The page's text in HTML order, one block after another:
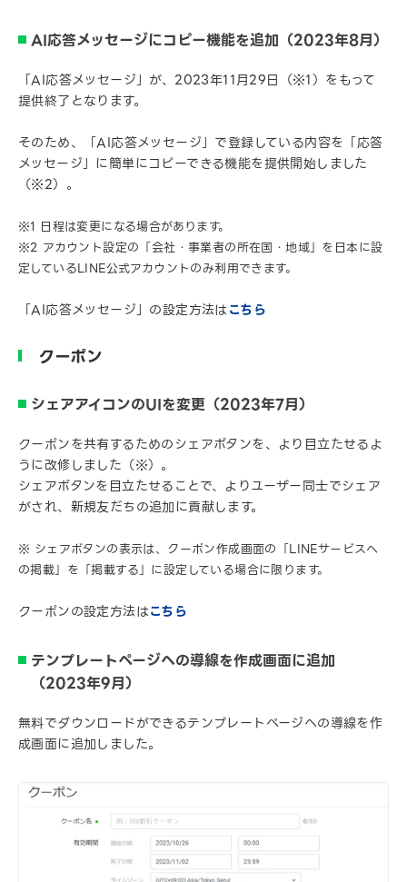
AI応答メッセージにコピー機能を追加（2023年8月）
「AI応答メッセージ」が、2023年11月29日（※1）をもって
提供終了となります。
そのため、「AI応答メッセージ」で登録している内容を「応答
メッセージ」に簡単にコピーできる機能を提供開始しました
（※2）。
※1 日程は変更になる場合があります。
※2 アカウント設定の「会社・事業者の所在国・地域」を日本に設
定しているLINE公式アカウントのみ利用できます。
「AI応答メッセージ」の設定方法はこちら
クーポン
シェアアイコンのUIを変更（2023年7月）
クーポンを共有するためのシェアボタンを、より目立たせるよ
うに改修しました（※）。
シェアボタンを目立たせることで、よりユーザー同士でシェア
がされ、新規友だちの追加に貢献します。
※ シェアボタンの表示は、クーポン作成画面の「LINEサービスへ
の掲載」を「掲載する」に設定している場合に限ります。
クーポンの設定方法はこちら
テンプレートページへの導線を作成画面に追加
（2023年9月）
無料でダウンロードができるテンプレートページへの導線を作
成画面に追加しました。